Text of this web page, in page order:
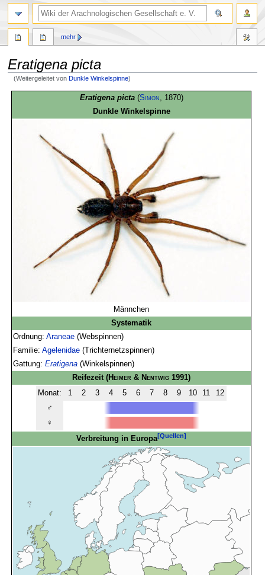
Eratigena picta
(Weitergeleitet vonDunkle Winkelspinne)
springen
springen
Eratigena picta (Simon , 1870)
Dunkle Winkelspinne
Männchen
Systematik
Ordnung:Araneae (Webspinnen)
Familie:Agelenidae (Trichternetzspinnen)
Gattung:Eratigena (Winkelspinnen)
Reifezeit(Heimer & Nentwig 1991)
Monat:
1 2 3 4 5 6 7 8 9 10 11
12
♂
♀
Verbreitung in Europa[Quellen]
mehr